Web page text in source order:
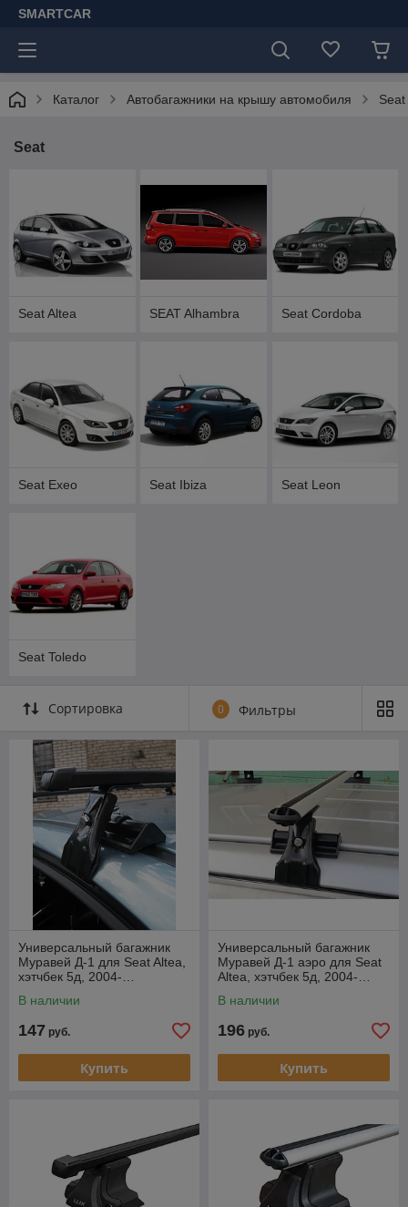
SMARTCAR
Каталог Автобагажники на крышу автомобиля Seat
Seat
Seat Altea SEAT Alhambra Seat Cordoba
Seat Exeo Seat Ibiza Seat Leon
Seat Toledo
Сортировка 0 Фильтры
Универсальный багажник
Муравей Д-1 для Seat Altea,
хэтчбек 5д, 2004-…
В наличии
147 руб.
Купить
Универсальный багажник
Муравей Д-1 аэро для Seat
Altea, хэтчбек 5д, 2004-…
В наличии
196 руб.
Купить